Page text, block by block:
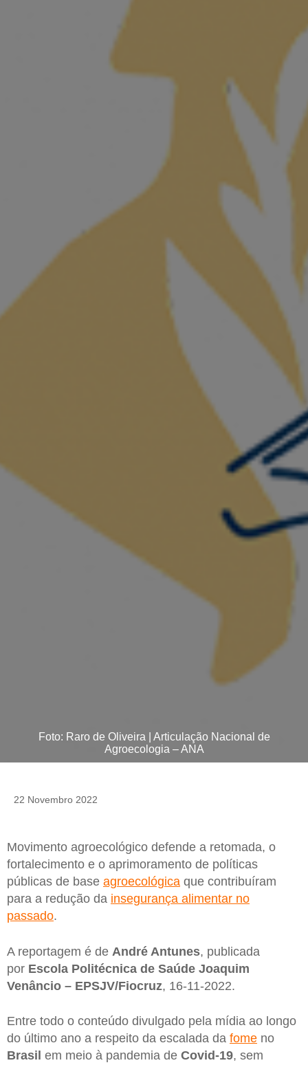
Foto: Raro de Oliveira | Articulação Nacional de
Agroecologia – ANA
22 Novembro 2022
Movimento agroecológico defende a retomada, o
fortalecimento e o aprimoramento de políticas
públicas de base agroecológica que contribuíram
para a redução da insegurança alimentar no
passado.
A reportagem é de André Antunes, publicada
por Escola Politécnica de Saúde Joaquim
Venâncio – EPSJV/Fiocruz, 16-11-2022.
Entre todo o conteúdo divulgado pela mídia ao longo
do último ano a respeito da escalada da fome no
Brasil em meio à pandemia de Covid-19, sem